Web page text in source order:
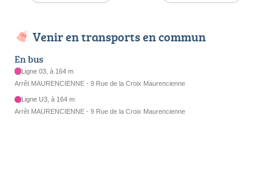
Venir en transports en commun
En bus
Ligne 03, à 164 m
Arrêt MAURENCIENNE - 9 Rue de la Croix Maurencienne
Ligne U3, à 164 m
Arrêt MAURENCIENNE - 9 Rue de la Croix Maurencienne